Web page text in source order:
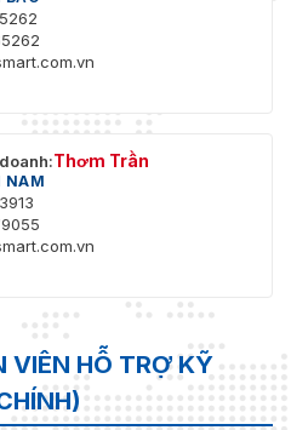
Thơm Trần
NAM
VIÊN HỖ TRỢ KỸ